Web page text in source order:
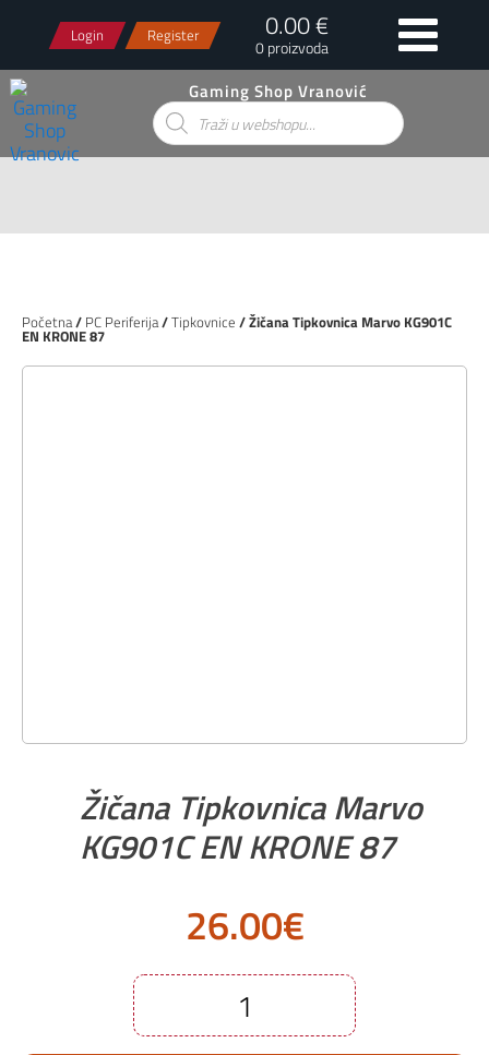
Login Register 0.00 €
0 proizvoda
Gaming Shop Vranović
Products
search
Početna/ PC Periferija/Tipkovnice / Žičana Tipkovnica Marvo KG901C
EN KRONE 87
Žičana Tipkovnica Marvo
KG901C EN KRONE 87
26.00€
Tipkovnica